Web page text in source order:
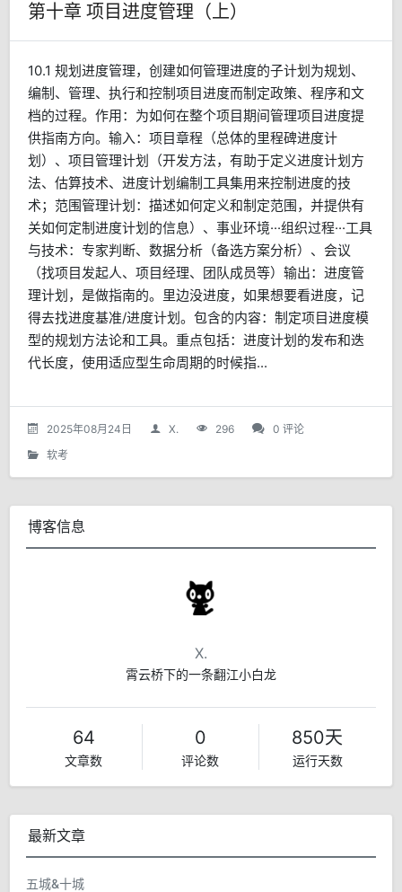
第十章 项目进度管理（上）
10.1 规划进度管理，创建如何管理进度的子计划为规划、
编制、管理、执行和控制项目进度而制定政策、程序和文
档的过程。作用：为如何在整个项目期间管理项目进度提
供指南方向。输入：项目章程（总体的里程碑进度计
划）、项目管理计划（开发方法，有助于定义进度计划方
法、估算技术、进度计划编制工具集用来控制进度的技
术；范围管理计划：描述如何定义和制定范围，并提供有
关如何定制进度计划的信息）、事业环境···组织过程···工具
与技术：专家判断、数据分析（备选方案分析）、会议
（找项目发起人、项目经理、团队成员等）输出：进度管
理计划，是做指南的。里边没进度，如果想要看进度，记
得去找进度基准/进度计划。包含的内容：制定项目进度模
型的规划方法论和工具。重点包括：进度计划的发布和迭
代长度，使用适应型生命周期的时候指...
2025年08月24日 X. 296
0 评论
软考
博客信息
X.
霄云桥下的一条翻江小白龙
64
文章数
0
评论数
850天
运行天数
最新文章
五城&十城